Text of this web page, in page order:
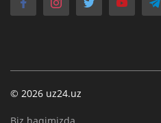
© 2026 uz24.uz